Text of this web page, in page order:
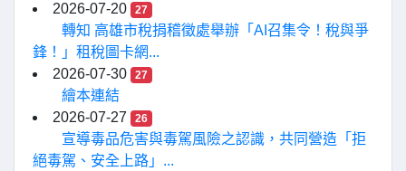
2026-07-20
27
轉知 高雄市稅捐稽徵處舉辦「AI召集令！稅與爭
鋒！」租稅圖卡網...
2026-07-30
27
繪本連結
2026-07-27
26
宣導毒品危害與毒駕風險之認識，共同營造「拒
絕毒駕、安全上路」...